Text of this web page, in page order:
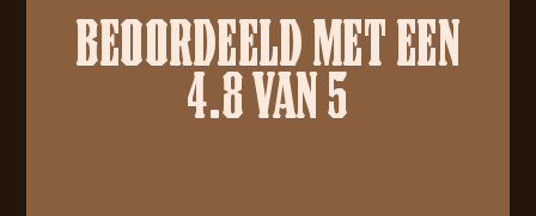
BEOORDEELD MET EEN
4.8 VAN 5